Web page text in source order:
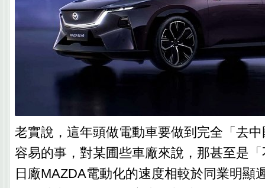
老實說，這年頭做電動車要做到完全「去
容易的事，對某圃些車廠來說，那甚至是
日廠MAZDA電動化的速度相較於同業明顯